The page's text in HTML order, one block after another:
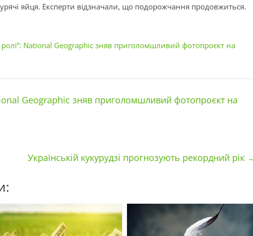
яйця. Експерти відзначали, що подорожчання продовжиться.
ролі”: National Geographic зняв приголомшливий фотопроєкт на
Geographic зняв приголомшливий фотопроєкт на
Українській кукурудзі прогнозують рекордний рік